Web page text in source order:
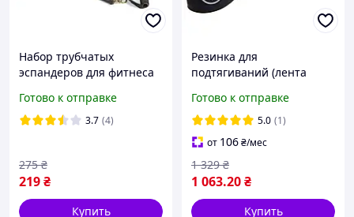
Набор трубчатых
эспандеров для фитнеса
Многофункциональный
комплект + Чехол
Готово к отправке
3.7 (4)
219₴
275 ₴
Купить
Резинка для
подтягиваний (лента
POWER BANDS FI-0889-5
Готово к отправке
5.0 (1)
от 106₴/мес
1 063.20₴
1 329 ₴
Купить